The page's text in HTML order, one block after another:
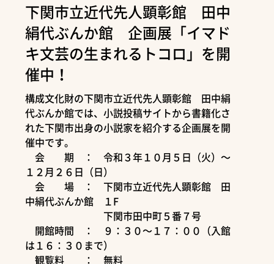
下関市立近代先人顕彰館 田中
絹代ぶんか館 企画展「イマド
キ文芸の生まれるトコロ」を開
催中！
構成文化財の下関市立近代先人顕彰館 田中絹
代ぶんか館では、小説投稿サイトから書籍化さ
れた下関市出身の小説家を紹介する企画展を開
催中です。
会 期 ： 令和３年１０月５日（火）～
１２月２６日（日）
会 場 ： 下関市立近代先人顕彰館 田
中絹代ぶんか館 １F
下関市田中町５番７号
開館時間 ： ９：３０～１７：００（入館
は１６：３０まで）
観覧料 ： 無料